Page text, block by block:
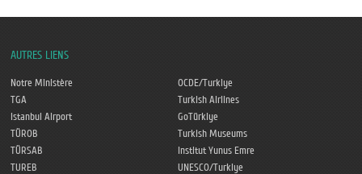
AUTRES LIENS
Notre Ministère
OCDE/Turkiye
TGA
Turkish Airlines
Istanbul Airport
GoTürkiye
TÜROB
Turkish Museums
TÜRSAB
Institut Yunus Emre
TUREB
UNESCO/Turkiye